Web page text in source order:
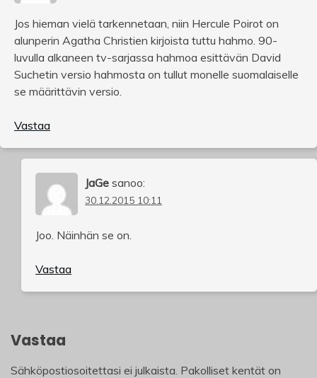
Jos hieman vielä tarkennetaan, niin Hercule Poirot on
alunperin Agatha Christien kirjoista tuttu hahmo. 90-
luvulla alkaneen tv-sarjassa hahmoa esittävän David
Suchetin versio hahmosta on tullut monelle suomalaiselle
se määrittävin versio.
Vastaa
JaGe sanoo:
30.12.2015 10:11
Joo. Näinhän se on.
Vastaa
Vastaa
Sähköpostiosoitettasi ei julkaista. Pakolliset kentät on